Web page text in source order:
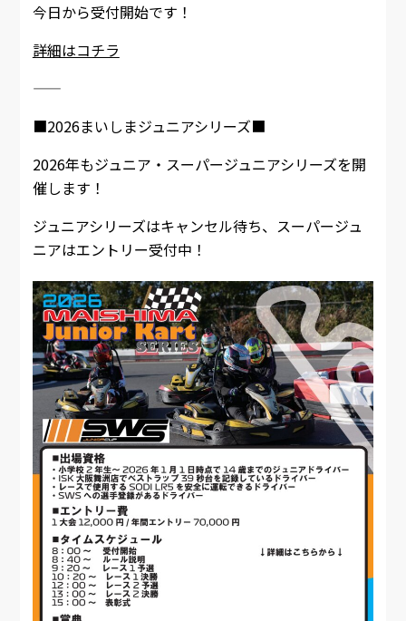
今日から受付開始です！
詳細はコチラ
――――――――――――――――――――
■2026まいしまジュニアシリーズ■
2026年もジュニア・スーパージュニアシリーズを開
催します！
ジュニアシリーズはキャンセル待ち、スーパージュ
ニアはエントリー受付中！